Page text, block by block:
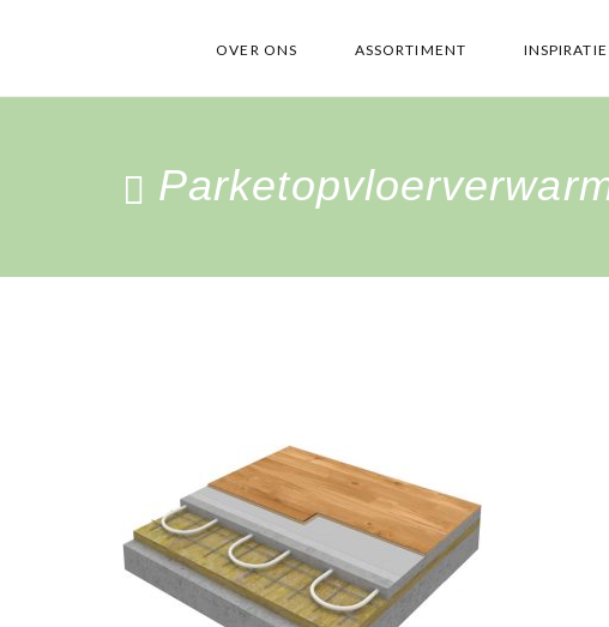
OVER ONS ASSORTIMENT INSPIRATIE